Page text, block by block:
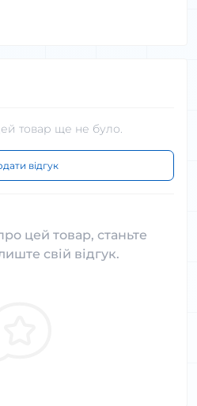
товар ще не було.
відгук
цей товар, станьте
свій відгук.